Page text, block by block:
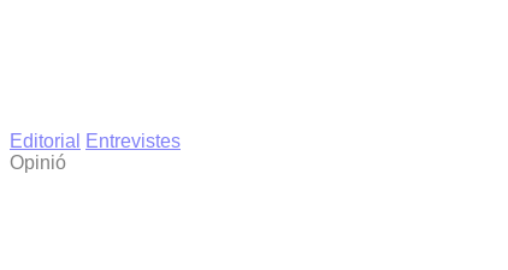
Editorial
Entrevistes
Opinió